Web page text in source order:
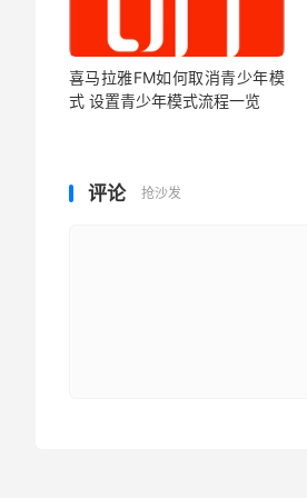
喜马拉雅FM如何取消青少年模
式 设置青少年模式流程一览
评论 抢沙发